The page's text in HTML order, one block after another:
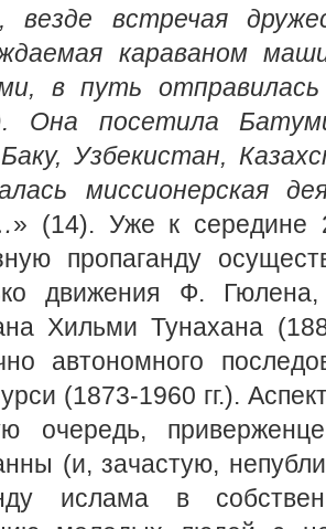
везде встречая
караваном
в путь
Она посетила
Узбекистан,
миссионерская
» (14). Уже к середине
пропаганду
движения Ф.
Хильми Тунахана
автономного
(1873-1960 гг.).
очередь,
(и, зачастую,
ислама в